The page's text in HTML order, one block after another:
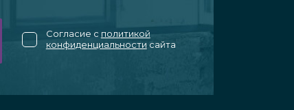
Согласие с политикой
конфиденциальности сайта